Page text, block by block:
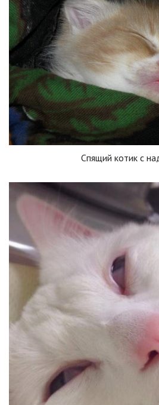
Спящий котик с